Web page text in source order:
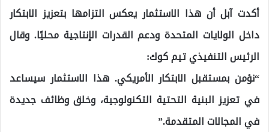
أكدت آبل أن هذا الاستثمار يعكس التزامها بتعزيز الابتكار
داخل الولايات المتحدة ودعم القدرات الإنتاجية محليًا. وقال
الرئيس التنفيذي تيم كوك:
“نؤمن بمستقبل الابتكار الأمريكي. هذا الاستثمار سيساعد
في تعزيز البنية التحتية التكنولوجية، وخلق وظائف جديدة
في المجالات المتقدمة.”